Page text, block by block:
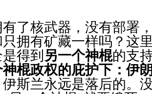
有了核武器，没有部署
拥有矿藏一样吗？这
得到 另一个神棍的支
神棍政权的庇护下：伊
伊斯兰永远是落后的。